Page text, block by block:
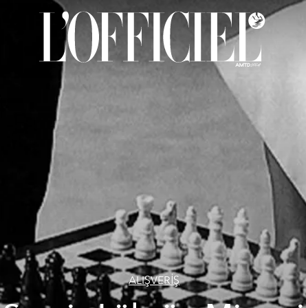
ALIŞVERİŞ